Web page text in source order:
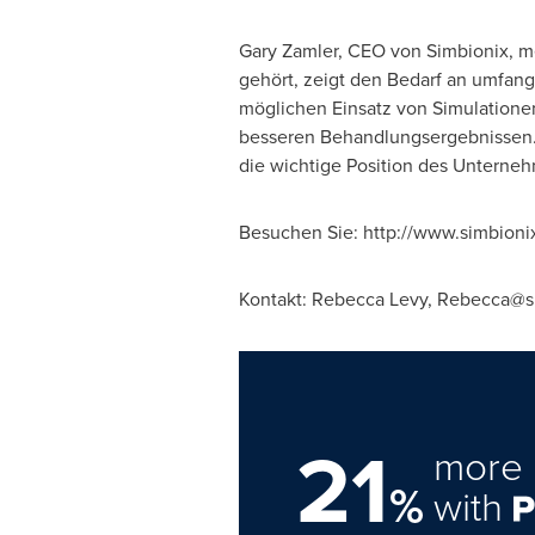
Gary Zamler, CEOvon Simbionix,
gehört, zeigt den Bedarf an
möglichen Einsatz von
besseren
die wichtige Position des
Besuchen Sie: http://
Kontakt: Rebecca Levy,
21%with